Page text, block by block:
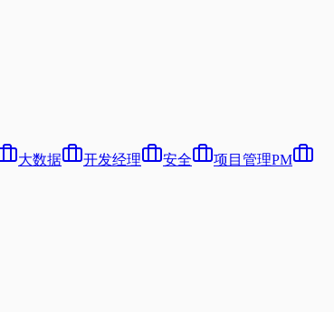
大数据 开发经理 安全
项目管理PM